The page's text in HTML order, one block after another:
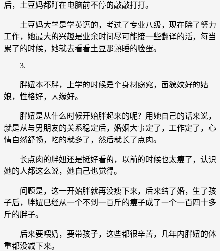
后，土豆妈都盯在电脑前不停的敲敲打打。
土豆妈大学是学英语的，考过了专业八级，现在除了努力
工作，她最大的兴趣是业余时间尽可能接一些翻译的活，每当
累了的时候，她就去看看土豆那熟睡的脸蛋。
3.
胖妞本不胖，上学的时候是个身材窈窕，面貌姣好的姑
娘，性格好，人缘好。
胖妞是从什么时候开始胖起来的呢？用她自己的话来说，
就是从与男朋友的关系稳定后，婚姻大事定了，工作定了，心
情自然舒畅，吃的就多了，然后就长了点肉。
长点肉的胖妞还是挺好看的，以前的时候也太瘦了，认识
她的人都这么说，她自己也觉得。
问题是，这一开始胖就再没瘦下来，后来结了婚，生了孩
子后，胖妞已经从一个不到一百斤的瘦子成了一个一百四十多
斤的胖子。
后来要喂奶，要带孩子，这些都很辛苦，几年内胖妞的体
重都没减下来。